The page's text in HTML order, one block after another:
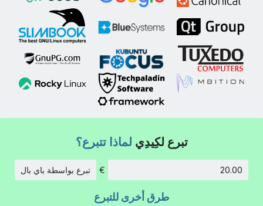
تبرع لكِيدِي لماذا تتبرع؟
€ تبرع بواسطة باي بال
طرق أخرى للتبرع